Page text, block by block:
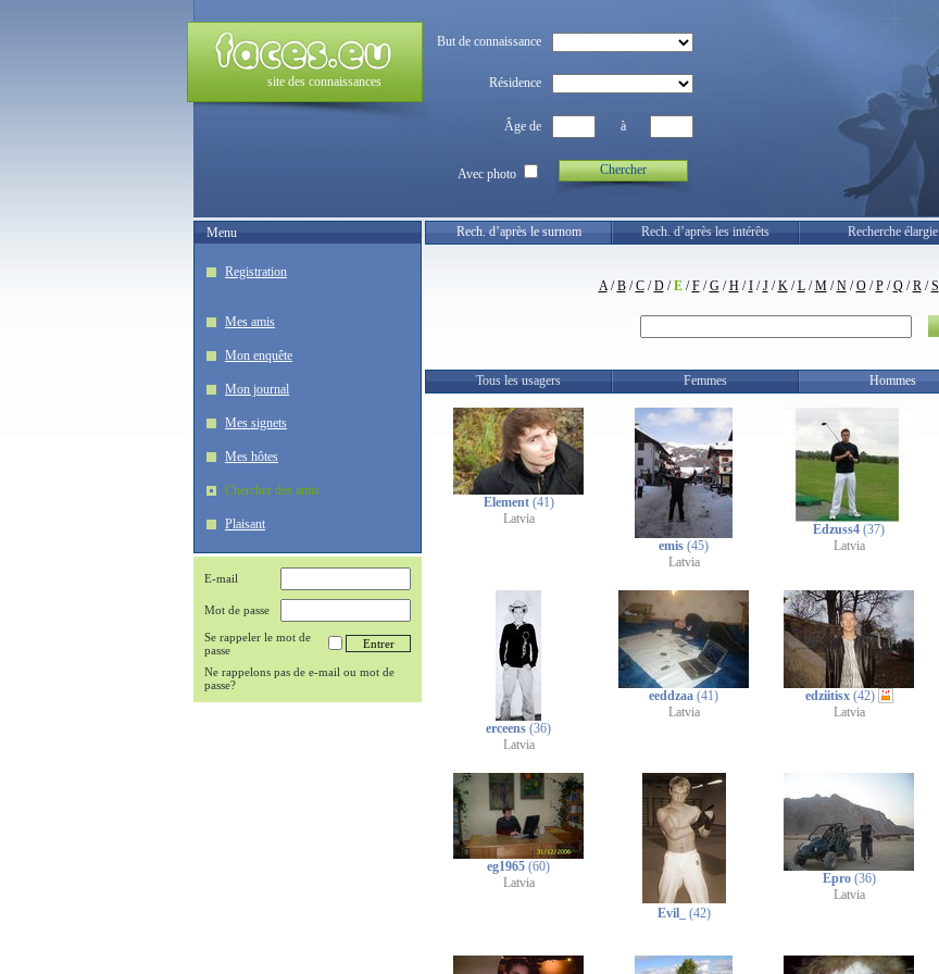
site des connaissances
But de connaissance
Résidence
Âge de à
Avec photo Chercher
Menu
Registration
Mes amis
Mon enquête
Mon journal
Mes signets
Mes hôtes
Chercher des amis
Plaisant
E-mail
Mot de passe
Se rappeler le mot de
passe
Ne rappelons pas de e-mail ou mot de
passe?
Rech. d’après le surnom Rech. d’après les intérêts Recherche élargie
A/B/C/D/E/F/G/H/I/J/K/L/M/N/O/P/Q/R/S
Tous les usagers Femmes Hommes
Element(41)
Latvia
emis (45)
Latvia
Edzuss4 (37)
Latvia
erceens (36)
Latvia
eeddzaa (41)
Latvia
edziitisx(42)
Latvia
eg1965 (60)
Latvia
Evil_
(42)
Epro(36)
Latvia